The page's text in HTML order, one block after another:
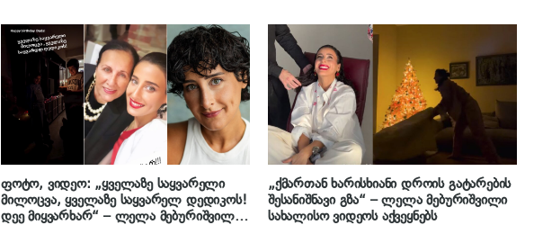
ფოტო, ვიდეო: „ყველაზე საყვარელი
მილოცვა, ყველაზე საყვარელ დედიკოს!
დეე მიყვარხარ“ – ლელა მებურიშვილის
„ქმართან ხარისხიანი დროის გატარების
შესანიშნავი გზა“ – ლელა მებურიშვილი
სახალისო ვიდეოს აქვეყნებს